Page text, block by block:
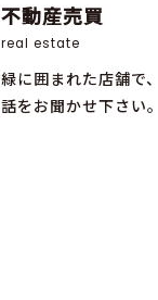
不動産売買
real estate
緑に囲まれた店舗で
話をお聞かせ下さい。